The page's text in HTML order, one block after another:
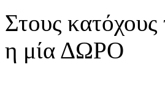
Στους
η μία ΔΩΡΟ